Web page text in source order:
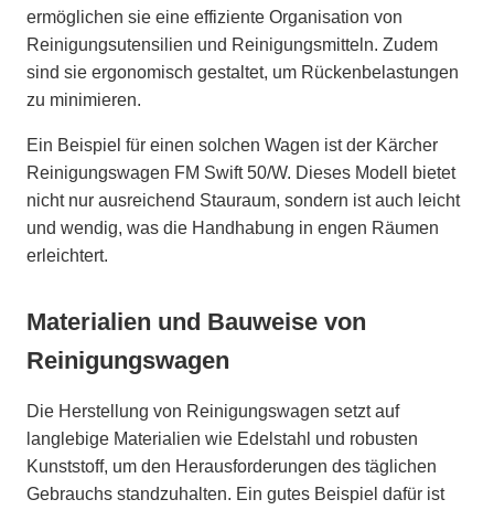
ermöglichen sie eine effiziente Organisation von
Reinigungsutensilien und Reinigungsmitteln. Zudem
sind sie ergonomisch gestaltet, um Rückenbelastungen
zu minimieren.
Ein Beispiel für einen solchen Wagen ist der Kärcher
Reinigungswagen FM Swift 50/W. Dieses Modell bietet
nicht nur ausreichend Stauraum, sondern ist auch leicht
und wendig, was die Handhabung in engen Räumen
erleichtert.
Materialien und Bauweise von
Reinigungswagen
Die Herstellung von Reinigungswagen setzt auf
langlebige Materialien wie Edelstahl und robusten
Kunststoff, um den Herausforderungen des täglichen
Gebrauchs standzuhalten. Ein gutes Beispiel dafür ist